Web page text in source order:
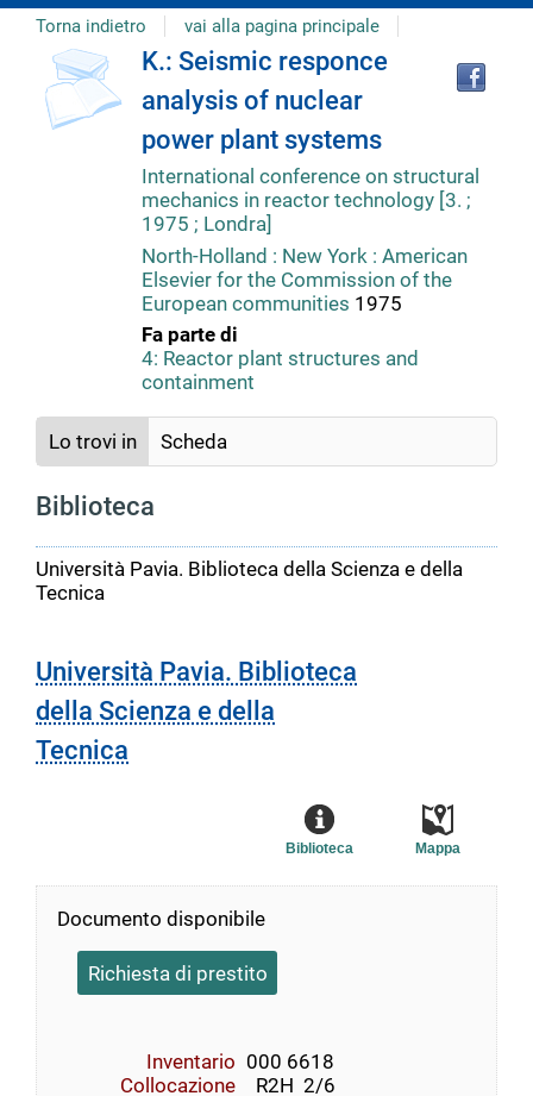
Torna indietro vai alla pagina principale
Dettaglio
del
documento
copertina
K.: Seismic responce
analysis of nuclear
power plant systems
International conference on structural
mechanics in reactor technology [3. ;
1975 ; Londra]
North-Holland : New York : American
Elsevier for the Commission of the
European communities 1975
Fa parte di
4: Reactor plant structures and
containment
Lo trovi in Scheda
Biblioteca
Università Pavia. Biblioteca della Scienza e della
Tecnica
Università Pavia. Biblioteca
della Scienza e della
Tecnica
Mappa
Biblioteca
Documento disponibile
Richiesta di prestito
Inventario 000 6618
Collocazione
  R2H  2/6